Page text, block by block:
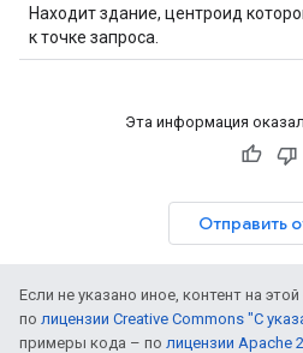
Находит здание, центроид
к точке запроса.
Эта информация
Отправить
Если не указано иное, контент на
по лицензии Creative Commons "С
примеры кода – по лицензии Apache